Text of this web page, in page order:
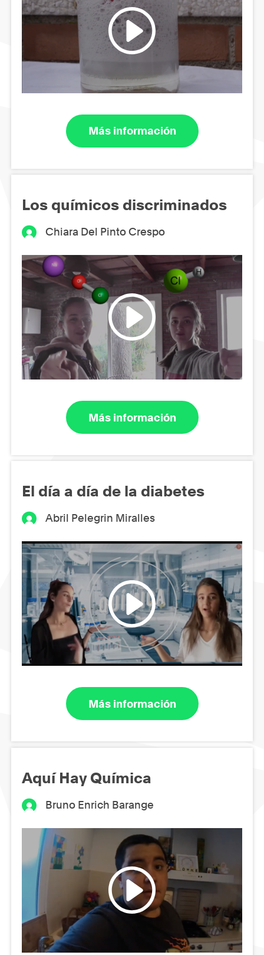
Más información
Los químicos discriminados
Chiara Del Pinto Crespo
Más información
El día a día de la diabetes
Abril Pelegrin Miralles
Más información
Aquí Hay Química
Bruno Enrich Barange